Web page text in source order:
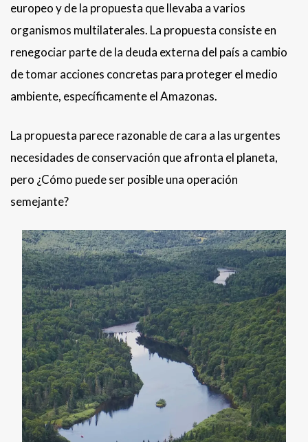
europeo y de la propuesta que llevaba a varios
organismos multilaterales. La propuesta consiste en
renegociar parte de la deuda externa del país a cambio
de tomar acciones concretas para proteger el medio
ambiente, específicamente el Amazonas.
La propuesta parece razonable de cara a las urgentes
necesidades de conservación que afronta el planeta,
pero ¿Cómo puede ser posible una operación
semejante?